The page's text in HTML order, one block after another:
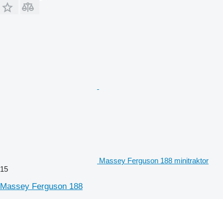
Massey Ferguson 188 minitraktor
15
Massey Ferguson 188